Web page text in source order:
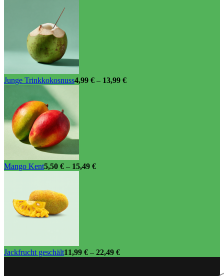
Junge Trinkkokosnuss4,99 € – 13,99 €
Mango Kent5,50 € – 15,49 €
Jackfrucht geschält11,99 € – 22,49 €